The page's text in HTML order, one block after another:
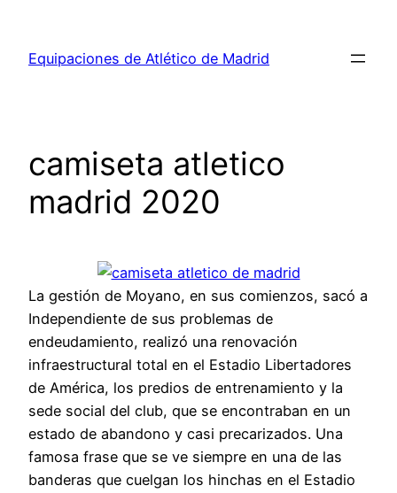
contenido
Equipaciones de Atlético de Madrid
camiseta atletico
madrid 2020
La gestión de Moyano, en sus comienzos, sacó a
Independiente de sus problemas de
endeudamiento, realizó una renovación
infraestructural total en el Estadio Libertadores
de América, los predios de entrenamiento y la
sede social del club, que se encontraban en un
estado de abandono y casi precarizados. Una
famosa frase que se ve siempre en una de las
banderas que cuelgan los hinchas en el Estadio